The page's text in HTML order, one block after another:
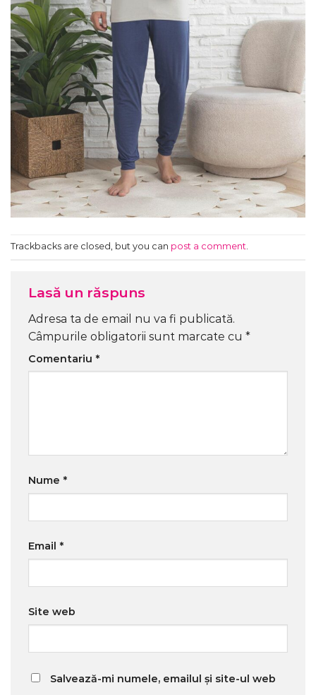
Trackbacks are closed, but you can post a comment.
Lasă un răspuns
Adresa ta de email nu va fi publicată.
Câmpurile obligatorii sunt marcate cu *
Comentariu *
Nume *
Email *
Site web
Salvează-mi numele, emailul și site-ul web